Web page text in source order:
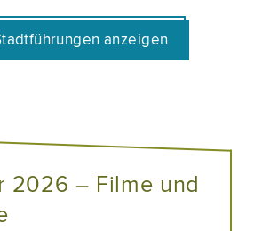
anzeigen
2026 – Filme und